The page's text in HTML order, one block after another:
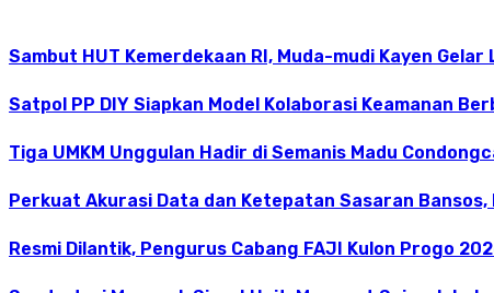
Sambut HUT Kemerdekaan RI, Muda-mudi Kayen
Satpol PP DIY Siapkan Model Kolaborasi Keamanan
Tiga UMKM Unggulan Hadir di Semanis Madu
Perkuat Akurasi Data dan Ketepatan Sasaran
Resmi Dilantik, Pengurus Cabang FAJI Kulon Progo